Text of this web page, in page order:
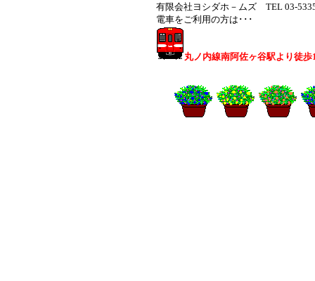
有限会社ヨシダホ－ムズ TEL 03-
電車をご利用の方は･･･
丸ノ内線南阿佐ヶ谷駅より徒歩